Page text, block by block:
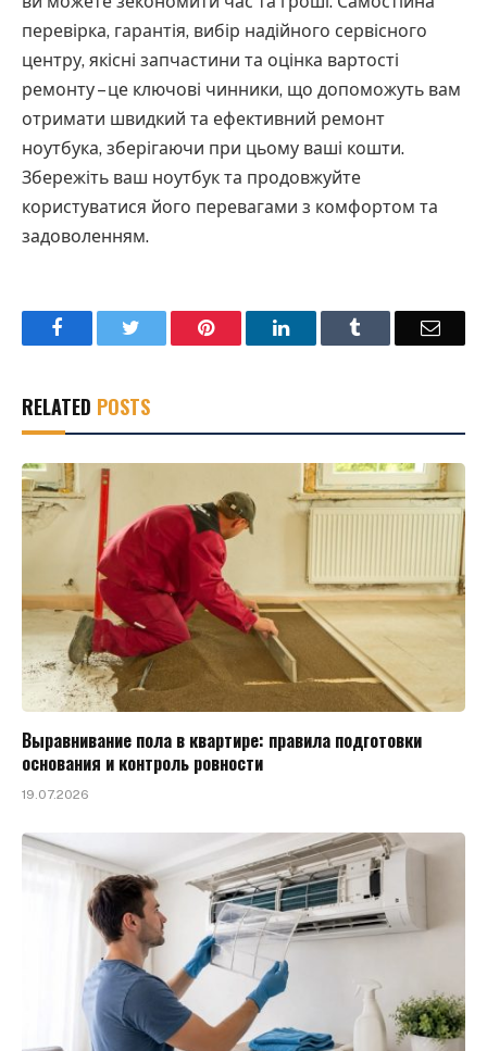
перевірка, гарантія, вибір надійного сервісного
центру, якісні запчастини та оцінка вартості
ремонту – це ключові чинники, що допоможуть вам
отримати швидкий та ефективний ремонт
ноутбука, зберігаючи при цьому ваші кошти.
Збережіть ваш ноутбук та продовжуйте
користуватися його перевагами з комфортом та
задоволенням.
Facebook Pinterest LinkedIn Email
RELATED POSTS
Выравнивание пола в квартире: правила подготовки
основания и контроль ровности
19.07.2026